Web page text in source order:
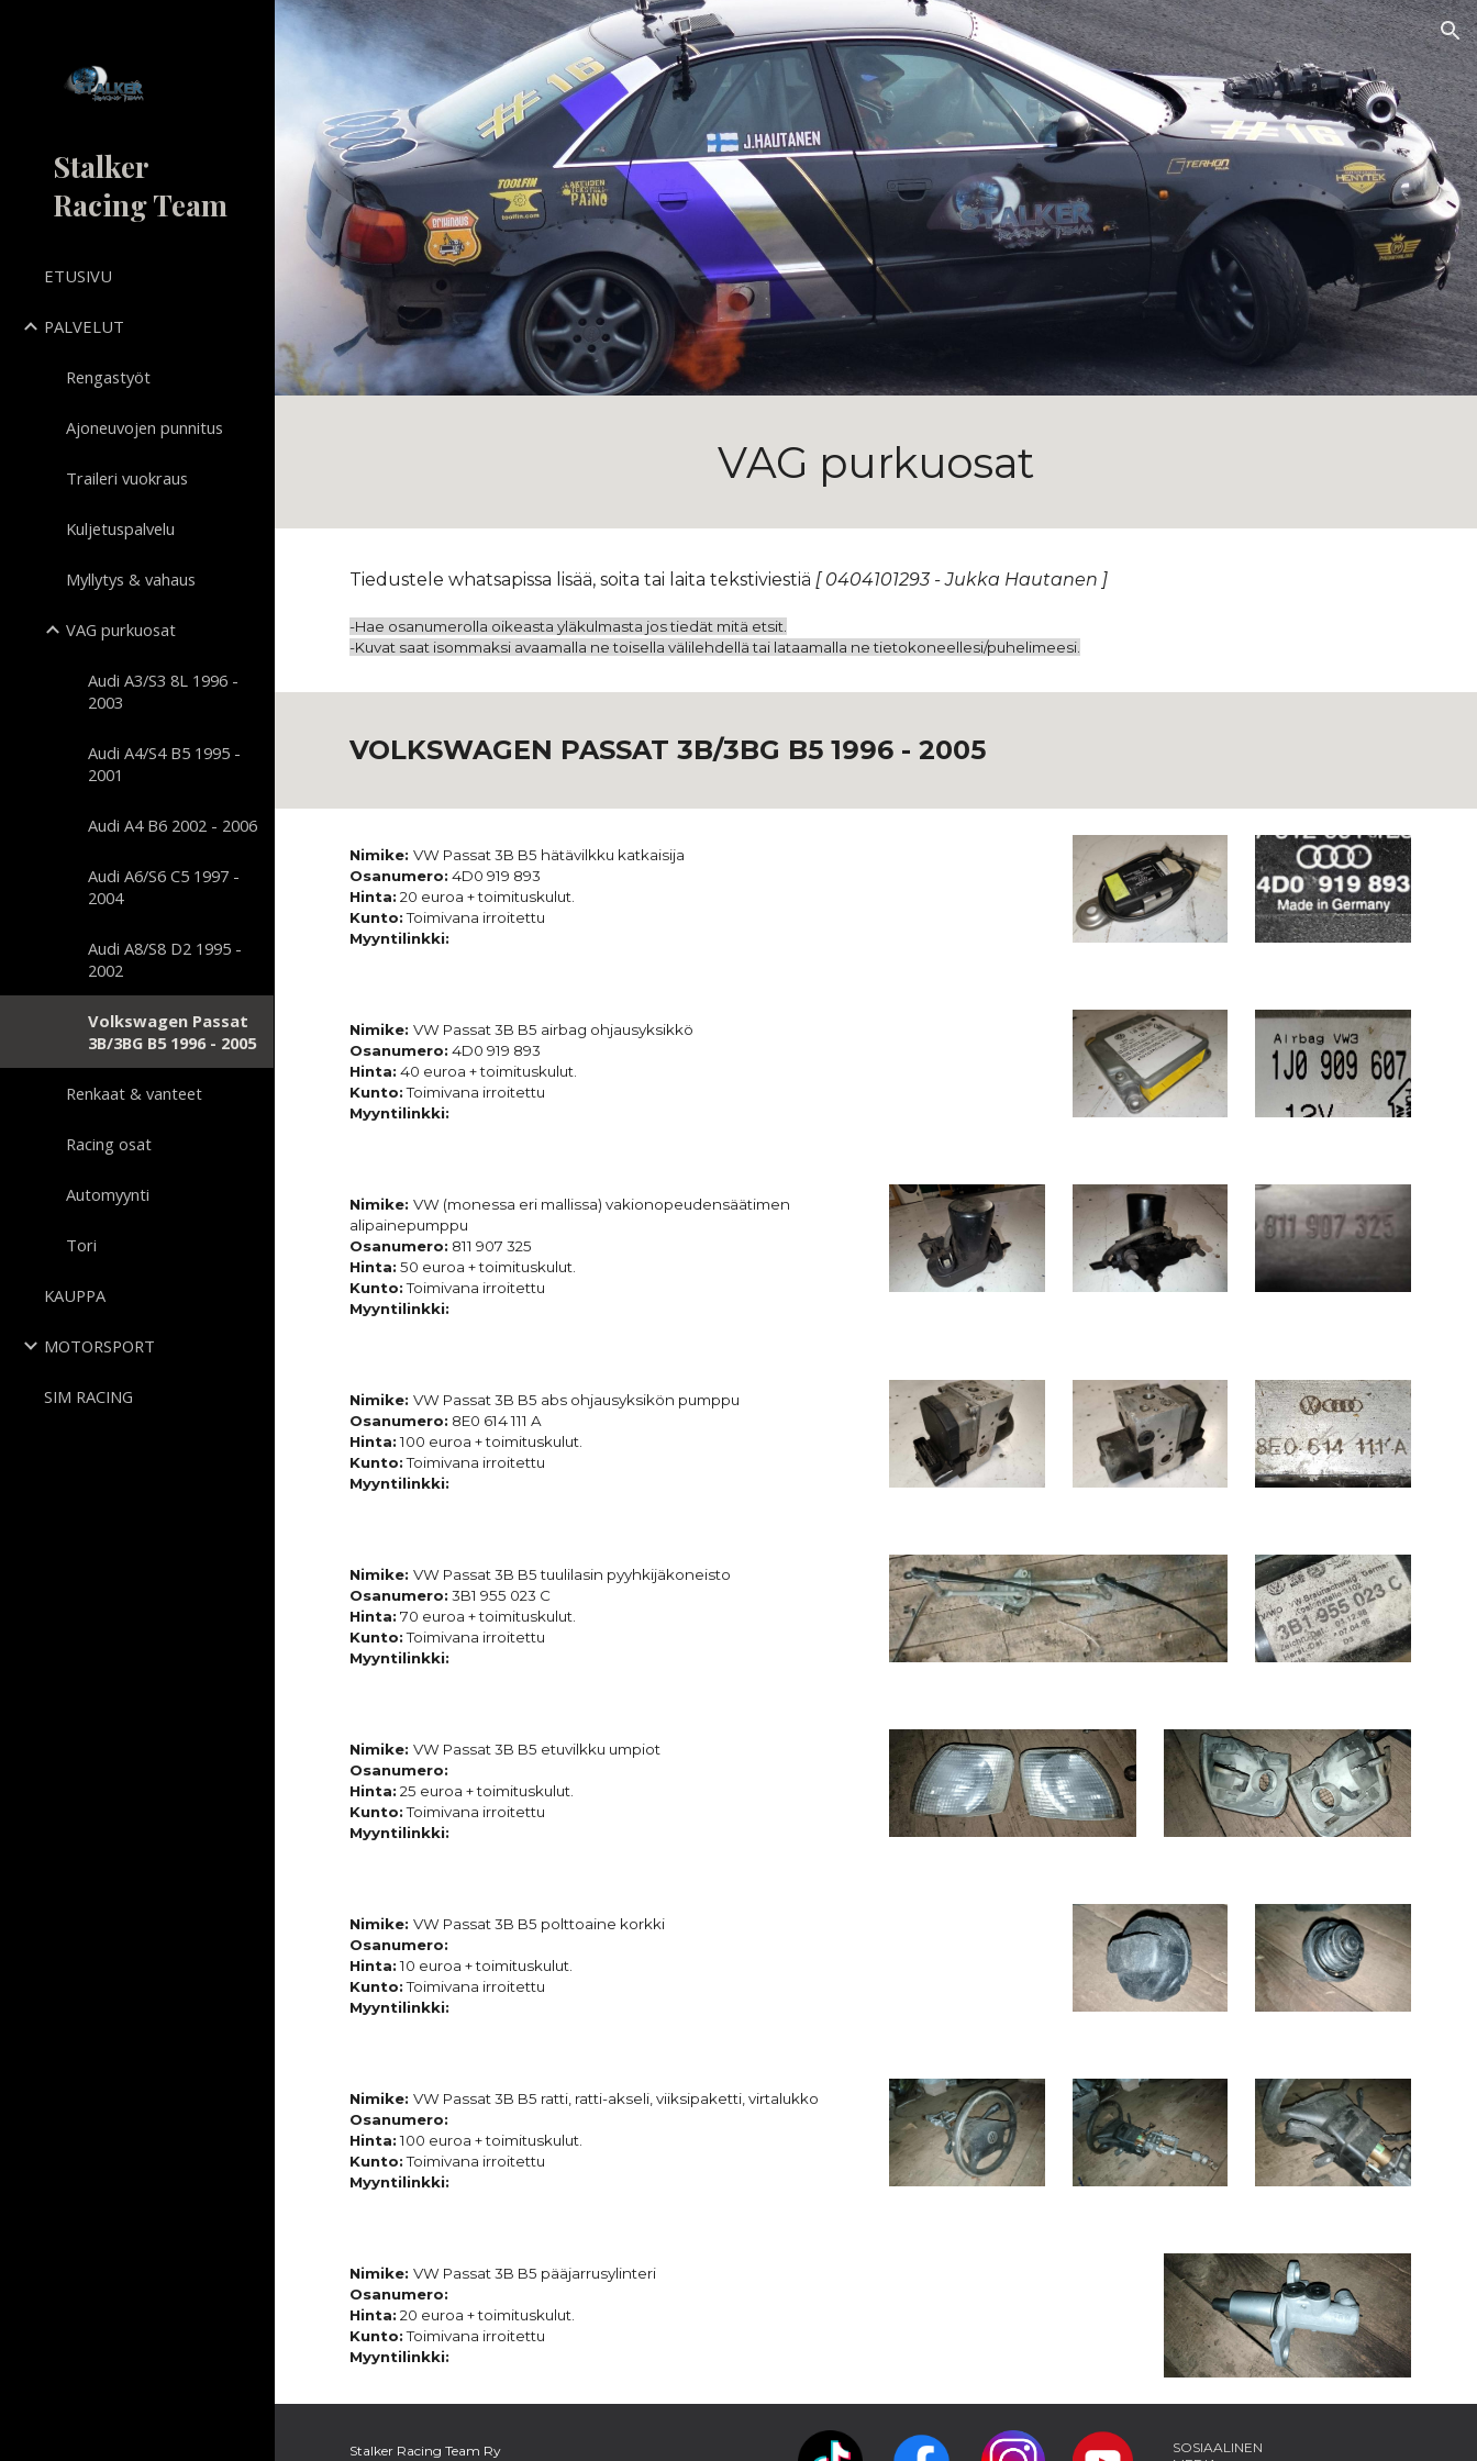
Skip to main content Skip to navigation
Stalker
Racing Team
ETUSIVU
PALVELUT
Rengastyöt
Ajoneuvojen punnitus
Traileri vuokraus
Kuljetuspalvelu
Myllytys & vahaus
VAG purkuosat
Audi A3/S3 8L 1996 -
2003
Audi A4/S4 B5 1995 -
2001
Audi A4 B6 2002 - 2006
Audi A6/S6 C5 1997 -
2004
Audi A8/S8 D2 1995 -
2002
Volkswagen Passat
3B/3BG B5 1996 - 2005
Renkaat & vanteet
Racing osat
Automyynti
Tori
KAUPPA
MOTORSPORT
SIM RACING
VAG purkuosat
Tiedustele whatsapissa lisää, soita tai laita tekstiviestiä [ 0404101293 - Jukka Hautanen ]
-Hae osanumerolla oikeasta yläkulmasta jos tiedät mitä etsit.
-Kuvat saat isommaksi avaamalla ne toisella välilehdellä tai lataamalla ne tietokoneellesi/puhelimeesi.
VOLKSWAGEN PASSAT 3B/3BG B5 1996 - 2005
Nimike:VW Passat 3B B5 hätävilkku katkaisija
Osanumero: 4D0 919 893
Hinta: 20 euroa + toimituskulut.
Kunto:Toimivana irroitettu
Myyntilinkki:
Nimike:VW Passat 3B B5 airbag ohjausyksikkö
Osanumero: 4D0 919 893
Hinta: 40 euroa + toimituskulut.
Kunto:Toimivana irroitettu
Myyntilinkki:
Nimike:VW (monessa eri mallissa) vakionopeudensäätimen
alipainepumppu
Osanumero: 811 907 325
Hinta: 50 euroa + toimituskulut.
Kunto:Toimivana irroitettu
Myyntilinkki:
Nimike:VW Passat 3B B5 abs ohjausyksikön pumppu
Osanumero: 8E0 614 111 A
Hinta:100 euroa + toimituskulut.
Kunto:Toimivana irroitettu
Myyntilinkki:
Nimike:VW Passat 3B B5tuulilasin pyyhkijäkoneisto
Osanumero: 3B1 955 023 C
Hinta: 70 euroa + toimituskulut.
Kunto:Toimivana irroitettu
Myyntilinkki:
Nimike:VW Passat 3B B5 etuvilkku umpiot
Osanumero:
Hinta: 25 euroa + toimituskulut.
Kunto:Toimivana irroitettu
Myyntilinkki:
Nimike:VW Passat 3B B5 polttoaine korkki
Osanumero:
Hinta: 10 euroa + toimituskulut.
Kunto:Toimivana irroitettu
Myyntilinkki:
Nimike:VW Passat 3B B5 ratti, ratti-akseli, viiksipaketti, virtalukko
Osanumero:
Hinta:100 euroa + toimituskulut.
Kunto:Toimivana irroitettu
Myyntilinkki:
Nimike:VW Passat 3B B5 pääjarrusylinteri
Osanumero:
Hinta: 20 euroa + toimituskulut.
Kunto:Toimivana irroitettu
Myyntilinkki:
Stalker Racing Team Ry
SOSIAALINEN